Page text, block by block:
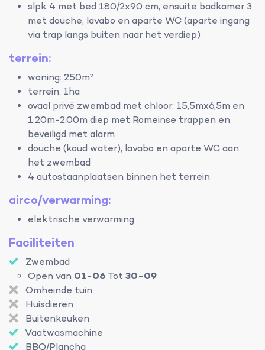
slpk 4 met bed 180/2x90 cm, ensuite badkamer 3
met douche, lavabo en aparte WC (aparte ingang
via trap langs buiten naar het verdiep)
terrein:
woning: 250m²
terrein: 1ha
ovaal privé zwembad met chloor: 15,5mx6,5m en
1,20m-2,00m diep met Romeinse trappen en
beveiligd met alarm
douche (koud water), lavabo en aparte WC aan
het zwembad
4 autostaanplaatsen binnen het terrein
airco/verwarming:
elektrische verwarming
Faciliteiten
Zwembad
Open van 01-06 Tot 30-09
Omheinde tuin
Huisdieren
Buitenkeuken
Vaatwasmachine